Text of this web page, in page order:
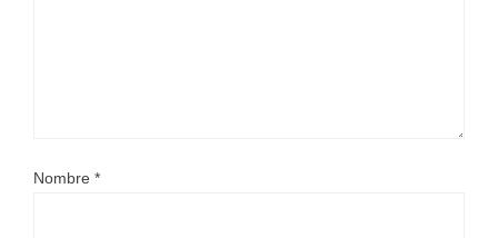
Nombre *